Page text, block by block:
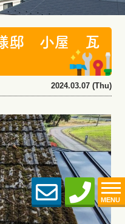
MENU
邸 小屋 瓦
2024.03.07 (Thu)